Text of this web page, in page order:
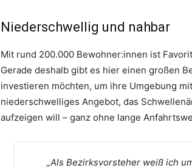
Niederschwellig und nahbar
Mit rund 200.000 Bewohner:innen ist
Gerade deshalb gibt es hier einen großen
investieren möchten, um ihre Umgebung
niederschwelliges Angebot, das
aufzeigen will – ganz ohne lange
„Als Bezirksvorsteher weiß ich